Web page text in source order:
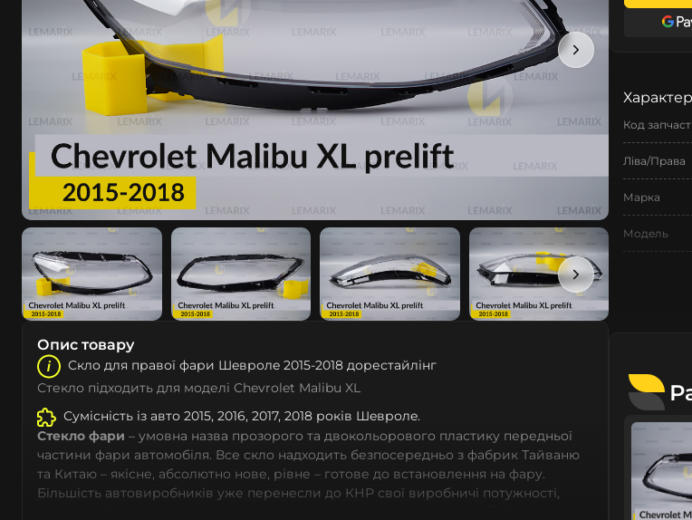
Опис товару
Скло для правої фари Шeвролe 2015-2018 дорестайлінг
Стекло підходить для моделі Chevrolet Malibu XL
Сумісність із авто 2015, 2016, 2017, 2018 років Шeвролe.
Стекло фари – умовна назва прозорого та двокольорового пластику передньої
частини фари автомобіля. Все скло надходить безпосередньо з фабрик Тайваню
та Китаю – якісне, абсолютно нове, рівне – готове до встановлення на фару.
Більшість автовиробників уже перенесли до КНР свої виробничі потужності,
тому не слід дивуватися, що до 90% запчастин до сучасних автомобілів мають
Код
Ліва/Права
Марка
Модель
Рік випуску
Рестайлінг/
Стан
Тип